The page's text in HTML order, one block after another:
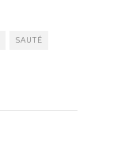
SAUTÉ